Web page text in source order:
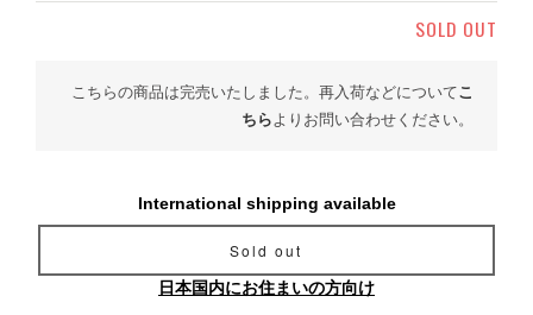
SOLD OUT
こちらの商品は完売いたしました。再入荷などについてこ
ちらよりお問い合わせください。
International shipping available
Sold out
日本国内にお住まいの方向け